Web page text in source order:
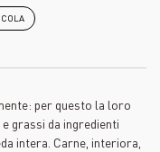
per questo la loro
grassi da ingredienti
intera. Carne, interiora,